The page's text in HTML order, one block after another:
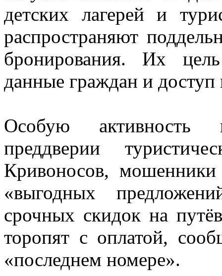
детских лагерей и
распространяют
бронирования. Их
данные граждан и доступ
Особую активность
преддверии
Кривоносов,
«выгодных
срочных скидок на
торопят с оплатой,
«последнем номере».